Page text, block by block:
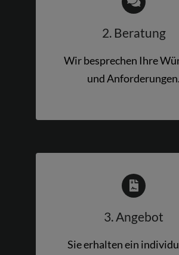
2. Beratung
Wir besprechen Ihre
und Anforderungen.
3. Angebot
Sie erhalten ein